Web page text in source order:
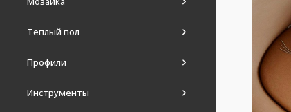
Теплый пол
Профили
Инструменты